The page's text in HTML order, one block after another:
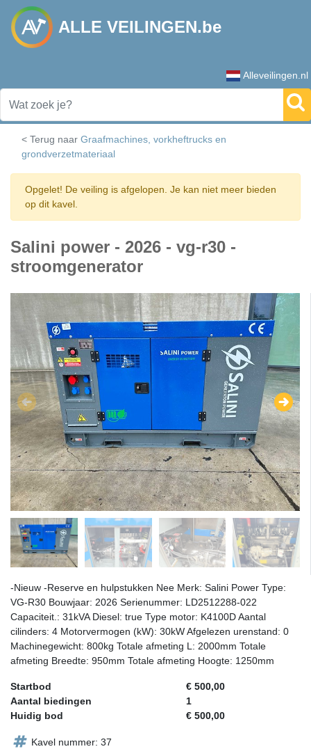
ALLE VEILINGEN.be
Alleveilingen.nl
< Terug naar Graafmachines, vorkheftrucks en
grondverzetmateriaal
Opgelet! De veiling is afgelopen. Je kan niet meer bieden
op dit kavel.
Salini power - 2026 - vg-r30 -
stroomgenerator
-Nieuw -Reserve en hulpstukken Nee Merk: Salini Power Type:
VG-R30 Bouwjaar: 2026 Serienummer: LD2512288-022
Capaciteit.: 31kVA Diesel: true Type motor: K4100D Aantal
cilinders: 4 Motorvermogen (kW): 30kW Afgelezen urenstand: 0
Machinegewicht: 800kg Totale afmeting L: 2000mm Totale
afmeting Breedte: 950mm Totale afmeting Hoogte: 1250mm
Startbod
€ 500,00
Aantal biedingen
1
Huidig bod
€ 500,00
Kavel nummer: 37